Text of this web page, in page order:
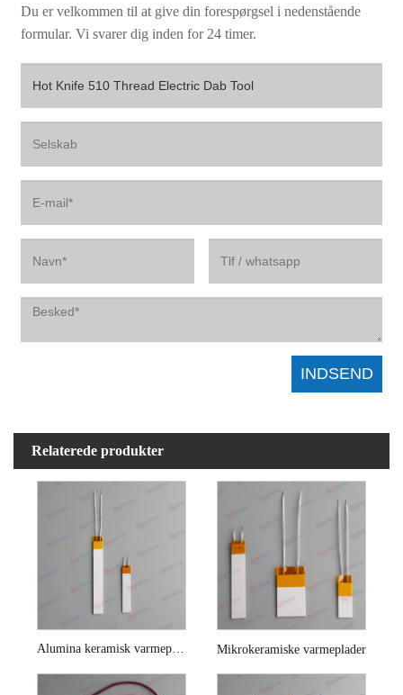
Du er velkommen til at give din forespørgsel i nedenstående
formular. Vi svarer dig inden for 24 timer.
Relaterede produkter
Alumina keramisk varmeplade til glattejern Mikrokeramiske varmeplader